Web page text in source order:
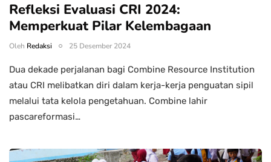
Refleksi Evaluasi CRI 2024:
Memperkuat Pilar Kelembagaan
Oleh Redaksi 25 Desember 2024
Dua dekade perjalanan bagi Combine Resource Institution
atau CRI melibatkan diri dalam kerja-kerja penguatan sipil
melalui tata kelola pengetahuan. Combine lahir
pascareformasi…